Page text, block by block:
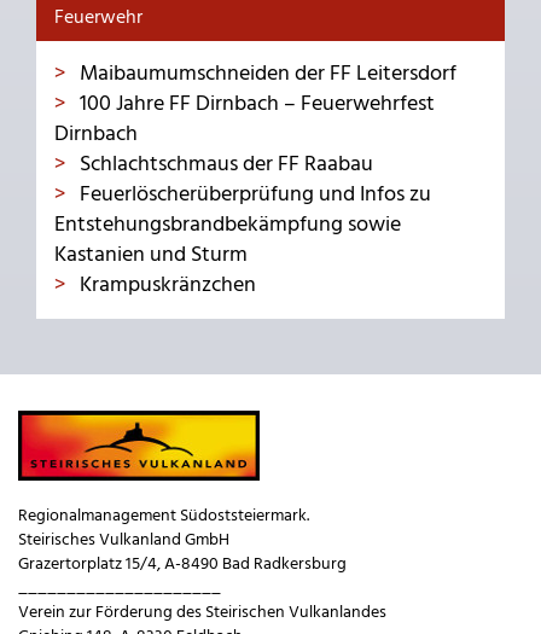
Feuerwehr
Maibaumumschneiden der FF Leitersdorf
100 Jahre FF Dirnbach – Feuerwehrfest
Dirnbach
Schlachtschmaus der FF Raabau
Feuerlöscherüberprüfung und Infos zu
Entstehungsbrandbekämpfung sowie
Kastanien und Sturm
Krampuskränzchen
Regionalmanagement Südoststeiermark.
Steirisches Vulkanland GmbH
Grazertorplatz 15/4, A-8490 Bad Radkersburg
_____________________
Verein zur Förderung des Steirischen Vulkanlandes